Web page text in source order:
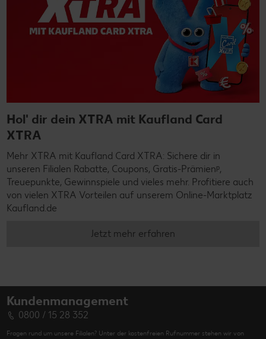
Hol' dir dein XTRA mit Kaufland Card
XTRA
Mehr XTRA mit Kaufland Card XTRA: Sichere dir in
unseren Filialen Rabatte, Coupons, Gratis-Prämienᵖ,
Treuepunkte, Gewinnspiele und vieles mehr. Profitiere auch
von vielen XTRA Vorteilen auf unserem Online-Marktplatz
Kaufland.de
Jetzt mehr erfahren
Kundenmanagement
0800 / 15 28 352
Fragen rund um unsere Filialen? Unter der kostenfreien Rufnummer stehen wir von